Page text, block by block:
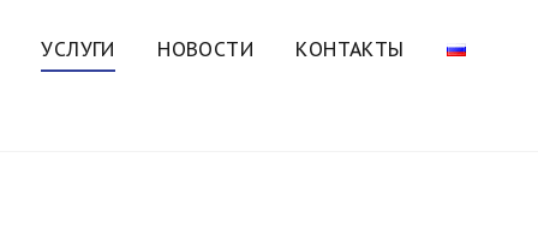
УСЛУГИ НОВОСТИ КОНТАКТЫ